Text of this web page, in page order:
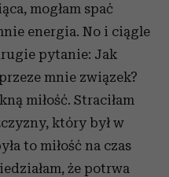
mogłam spać
energia. No i ciągle
pytanie: Jak
mnie związek?
miłość. Straciłam
który był w
to miłość na czas
że potrwa